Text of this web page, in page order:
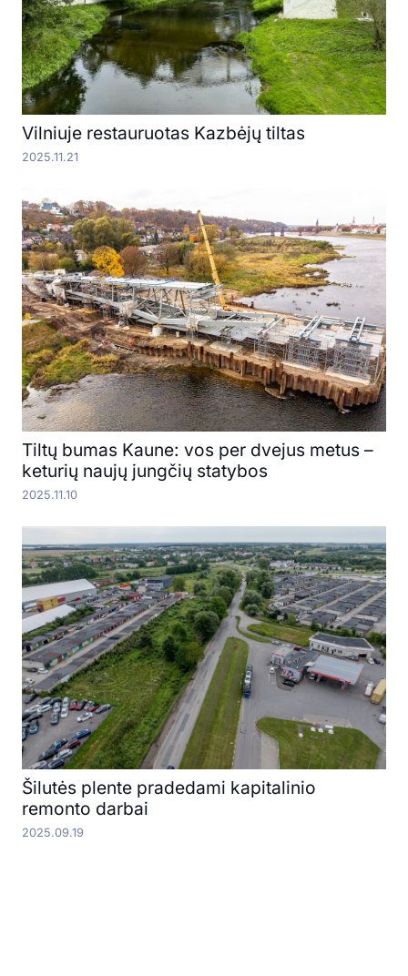
Vilniuje restauruotas Kazbėjų tiltas
2025.11.21
Tiltų bumas Kaune: vos per dvejus metus –
keturių naujų jungčių statybos
2025.11.10
Šilutės plente pradedami kapitalinio
remonto darbai
2025.09.19